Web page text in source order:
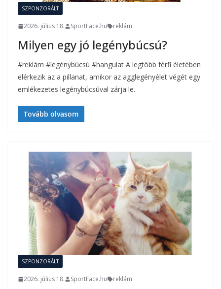
SZPONZORÁLT
2026. július 18. SportFace.hu reklám
Milyen egy jó legénybúcsú?
#reklám #legénybúcsú #hangulat A legtöbb férfi életében
elérkezik az a pillanat, amikor az agglegényélet végét egy
emlékezetes legénybúcsúval zárja le.
Tovább olvasom
SZPONZORÁLT
2026. július 18. SportFace.hu reklám